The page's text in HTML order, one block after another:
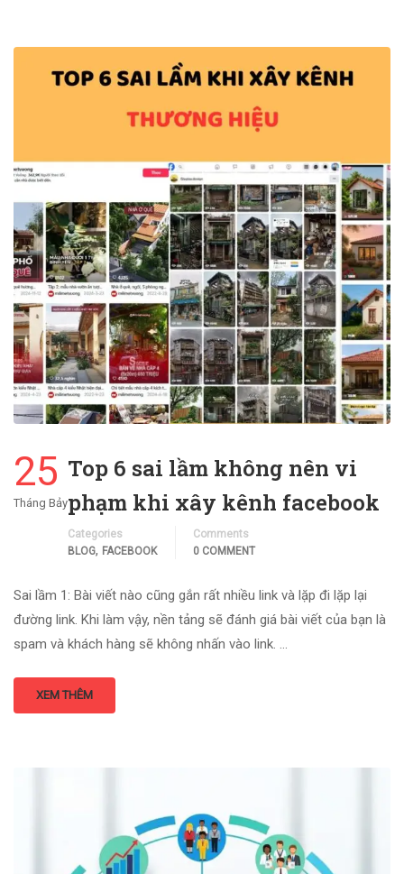
25
Tháng Bảy
Top 6 sai lầm không nên vi
phạm khi xây kênh facebook
Categories
BLOG, FACEBOOK
Comments
0 COMMENT
Sai lầm 1: Bài viết nào cũng gắn rất nhiều link và lặp đi lặp lại
đường link. Khi làm vậy, nền tảng sẽ đánh giá bài viết của bạn là
spam và khách hàng sẽ không nhấn vào link. …
XEM THÊM